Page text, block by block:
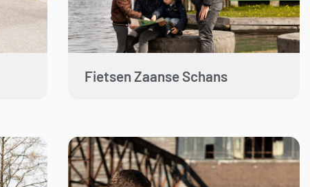
Fietsen Zaanse Schans